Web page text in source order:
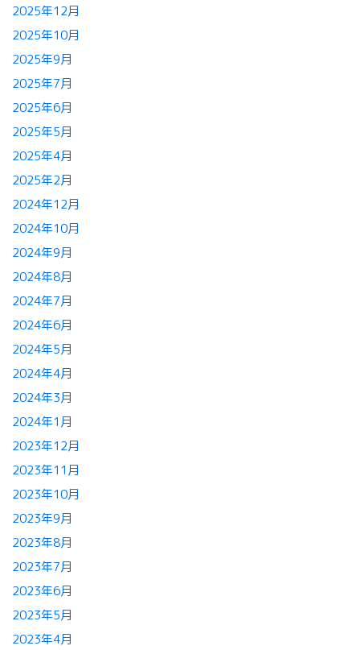
2025年12月
2025年10月
2025年9月
2025年7月
2025年6月
2025年5月
2025年4月
2025年2月
2024年12月
2024年10月
2024年9月
2024年8月
2024年7月
2024年6月
2024年5月
2024年4月
2024年3月
2024年1月
2023年12月
2023年11月
2023年10月
2023年9月
2023年8月
2023年7月
2023年6月
2023年5月
2023年4月